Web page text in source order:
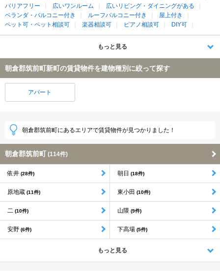
バリアフリー
広いワンルーム
広いリビング・ダイニングがある
ベランダ・バルコニー付き
ルーフバルコニー付き
屋上付き
ペット可・ペット相談可
楽器相談可 ピアノ相談可 DIY可
もっと見る
朝倉郡筑前町新町の賃貸物件を建物種別に絞って探す
アパート
朝倉郡筑前町にあるエリアで賃貸物件が見つかりました！
朝倉郡筑前町 (114件)
依井 (28件) 朝日 (18件)
原地蔵 (11件) 東小田 (10件)
二 (10件) 山隈 (9件)
安野 (6件) 下高場 (5件)
もっと見る